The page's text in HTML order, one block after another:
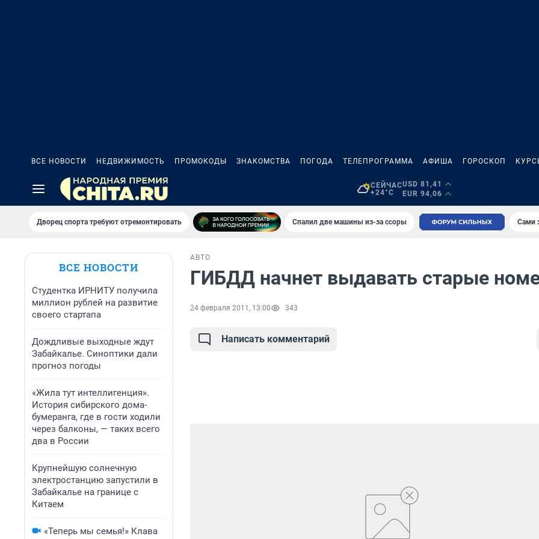
ВСЕ НОВОСТИ НЕДВИЖИМОСТЬ ПРОМОКОДЫ ЗНАКОМСТВА ПОГОДА ТЕЛЕПРОГРАММА АФИША ГОРОСКОП
СЕЙЧАС
+24°C
USD 81,41
EUR 94,06
Дворец спорта требуют отремонтировать Спалил две машины из-за ссоры Сами
ВСЕ НОВОСТИ
Студентка ИРНИТУ получила
миллион рублей на развитие
своего стартапа
Дождливые выходные ждут
Забайкалье. Синоптики дали
прогноз погоды
«Жила тут интеллигенция».
История сибирского дома-
бумеранга, где в гости ходили
через балконы, — таких всего
два в России
Крупнейшую солнечную
электростанцию запустили в
Забайкалье на границе с
Китаем
«Теперь мы семья!» Клава
АВТО
ГИБДД начнет выдавать старые
24 февраля 2011, 13:00 343
Написать комментарий